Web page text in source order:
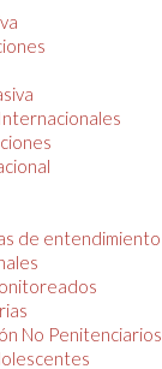
de entendimiento
No Penitenciarios